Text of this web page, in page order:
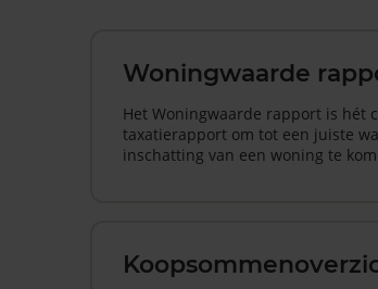
Woningwaarde
Het Woningwaarde rapport is hét
taxatierapport om tot een juiste
inschatting van een woning te